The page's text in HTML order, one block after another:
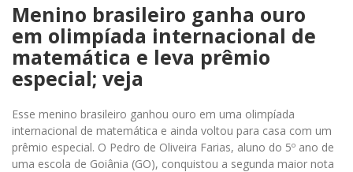
Menino brasileiro ganha ouro
em olimpíada internacional de
matemática e leva prêmio
especial; veja
Esse menino brasileiro ganhou ouro em uma olimpíada
internacional de matemática e ainda voltou para casa com um
prêmio especial. O Pedro de Oliveira Farias, aluno do 5º ano de
uma escola de Goiânia (GO), conquistou a segunda maior nota